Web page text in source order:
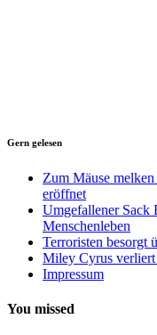
Gern gelesen
Zum Mäuse
eröffnet
Umgefallener Sack
Menschenleben
Terroristen besorgt
Miley Cyrus
Impressum
You missed